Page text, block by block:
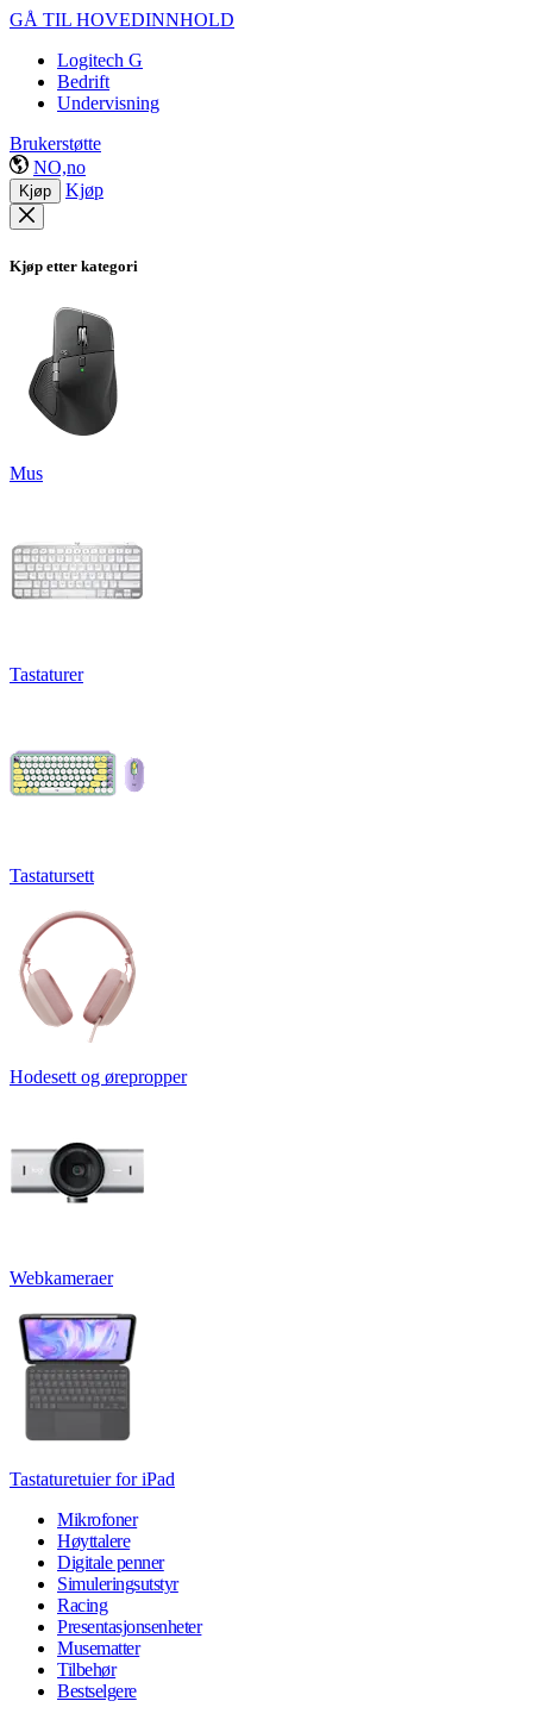
GÅ TIL HOVEDINNHOLD
Logitech G
Bedrift
Undervisning
Brukerstøtte
NO,no
Kjøp Kjøp
Kjøp etter kategori
Mus
Tastaturer
Tastatursett
Hodesett og ørepropper
Webkameraer
Tastaturetuier for iPad
Mikrofoner
Høyttalere
Digitale penner
Simuleringsutstyr
Racing
Presentasjonsenheter
Musematter
Tilbehør
Bestselgere